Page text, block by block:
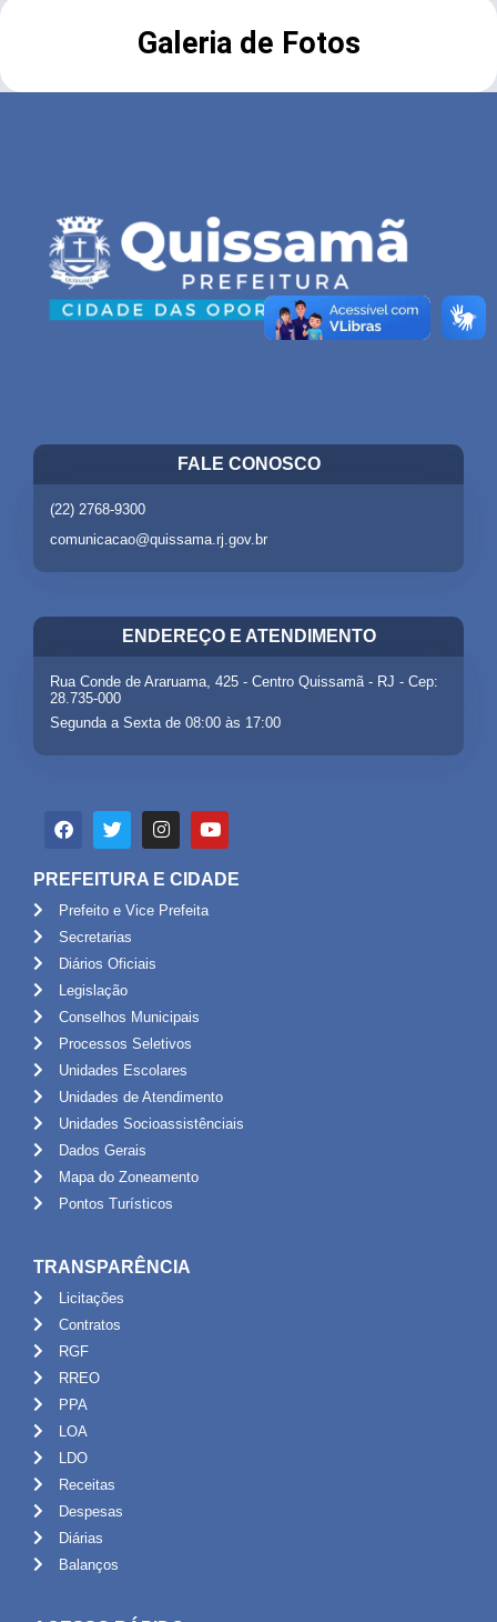
Galeria de Fotos
FALE CONOSCO
(22) 2768-9300
comunicacao@quissama.rj.gov.br
ENDEREÇO E ATENDIMENTO
Rua Conde de Araruama, 425 - Centro Quissamã - RJ - Cep:
28.735-000
Segunda a Sexta de 08:00 às 17:00
PREFEITURA E CIDADE
Prefeito e Vice Prefeita
Secretarias
Diários Oficiais
Legislação
Conselhos Municipais
Processos Seletivos
Unidades Escolares
Unidades de Atendimento
Unidades Socioassistênciais
Dados Gerais
Mapa do Zoneamento
Pontos Turísticos
TRANSPARÊNCIA
Licitações
Contratos
RGF
RREO
PPA
LOA
LDO
Receitas
Despesas
Diárias
Balanços